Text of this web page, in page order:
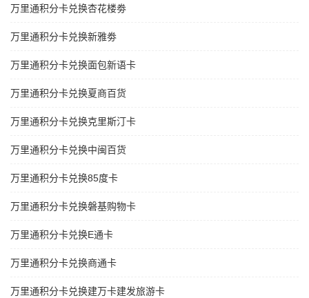
万里通积分卡兑换杏花楼劵
万里通积分卡兑换新雅劵
万里通积分卡兑换面包新语卡
万里通积分卡兑换夏商百货
万里通积分卡兑换克里斯汀卡
万里通积分卡兑换中闽百货
万里通积分卡兑换85度卡
万里通积分卡兑换磐基购物卡
万里通积分卡兑换E通卡
万里通积分卡兑换商通卡
万里通积分卡兑换建万卡建发旅游卡